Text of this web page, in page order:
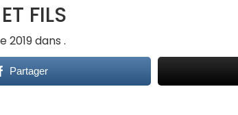
FILS
2019 dans .
Partager